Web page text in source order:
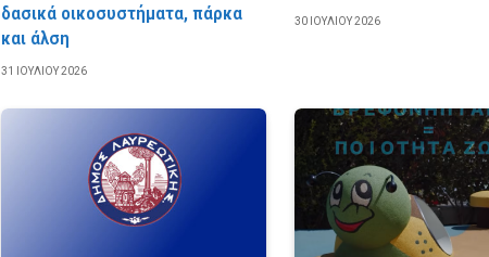
δασικά οικοσυστήματα, πάρκα
και άλση
31 ΙΟΥΛΊΟΥ 2026
30 ΙΟΥΛΊΟΥ 2026